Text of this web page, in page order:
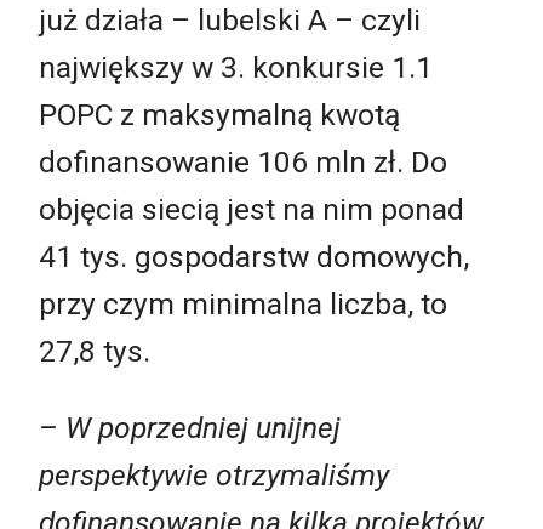
już działa – lubelski A – czyli
największy w 3. konkursie 1.1
POPC z maksymalną kwotą
dofinansowanie 106 mln zł. Do
objęcia siecią jest na nim ponad
41 tys. gospodarstw domowych,
przy czym minimalna liczba, to
27,8 tys.
– W poprzedniej unijnej
perspektywie otrzymaliśmy